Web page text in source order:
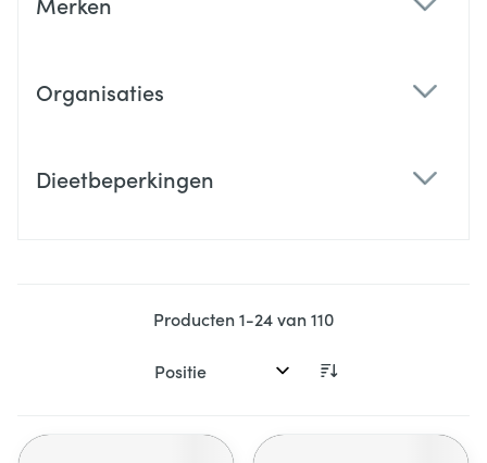
Organisaties
Dieetbeperkingen
Producten1-24van110
Sorteer op: